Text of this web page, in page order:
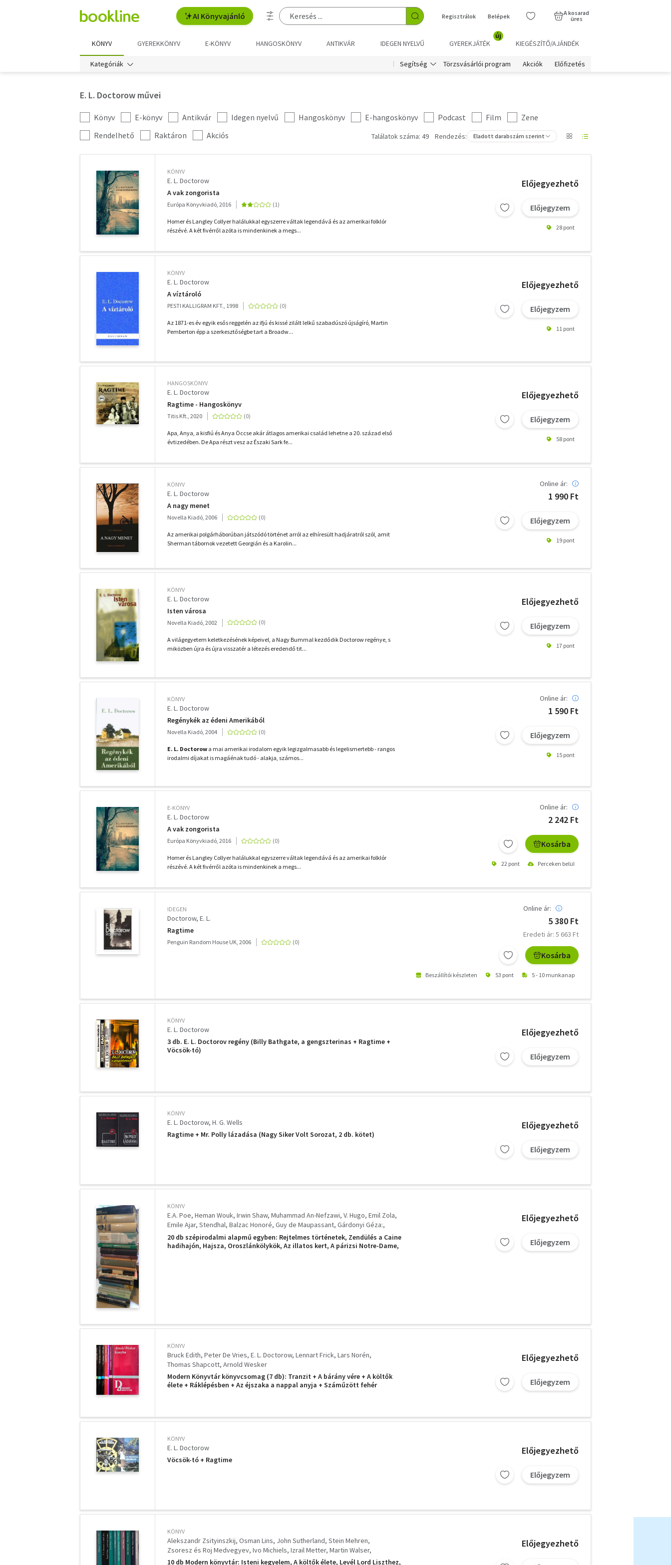
AI Könyvajánló Regisztrálok Belépek
A kosarad
üres
KÖNYV GYEREKKÖNYV E-KÖNYV HANGOSKÖNYV ANTIKVÁR IDEGEN NYELVŰ GYEREKJÁTÉK
új
KIEGÉSZÍTŐ/AJÁNDÉK
Kategóriák Segítség Törzsvásárlói program Akciók Előfizetés
E. L. Doctorow művei
Kategória
szűrés
Könyv E-könyv Antikvár Idegen nyelvű Hangoskönyv E-hangoskönyv Podcast Film
Zene
További
szűrők
Rendelhető Raktáron Akciós Találatok száma: 49 Rendezés: Eladott darabszám szerint
KÖNYV
E. L. Doctorow
A vak zongorista
Európa Könyvkiadó, 2016
Homer és Langley Collyer halálukkal egyszerre váltak legendává és az amerikai folklór
részévé. A két fivérről azóta is mindenkinek a megs...
Előjegyezhető
Előjegyzem
28 pont
KÖNYV
E. L. Doctorow
A víztároló
PESTI KALLIGRAM KFT., 1998
Az 1871-es év egyik esős reggelén az ifjú és kissé zilált lelkű szabadúszó újságíró, Martin
Pemberton épp a szerkesztőségbe tart a Broadw...
Előjegyezhető
Előjegyzem
11 pont
HANGOSKÖNYV
E. L. Doctorow
Ragtime - Hangoskönyv
Titis Kft., 2020
Apa, Anya, a kisfiú és Anya Öccse akár átlagos amerikai család lehetne a 20. század első
évtizedében. De Apa részt vesz az Északi Sark fe...
Előjegyezhető
Előjegyzem
58 pont
KÖNYV
E. L. Doctorow
A nagy menet
Novella Kiadó, 2006
Az amerikai polgárháborúban játszódó történet arról az elhíresült hadjáratról szól, amit
Sherman tábornok vezetett Georgián és a Karolin...
Online ár:
1 990 Ft
Előjegyzem
19 pont
KÖNYV
E. L. Doctorow
Isten városa
Novella Kiadó, 2002
A világegyetem keletkezésének képeivel, a Nagy Bummal kezdődik Doctorow regénye, s
miközben újra és újra visszatér a létezés eredendő tit...
Előjegyezhető
Előjegyzem
17 pont
KÖNYV
E. L. Doctorow
Regénykék az édeni Amerikából
Novella Kiadó, 2004
E. L. Doctorow a mai amerikai irodalom egyik legizgalmasabb és legelismertebb - rangos
irodalmi díjakat is magáénak tudó - alakja, számos...
Online ár:
1 590 Ft
Előjegyzem
15 pont
E-KÖNYV
E. L. Doctorow
A vak zongorista
Európa Könyvkiadó, 2016
Homer és Langley Collyer halálukkal egyszerre váltak legendává és az amerikai folklór
részévé. A két fivérről azóta is mindenkinek a megs...
Online ár:
2 242 Ft
Kosárba
22 pont Perceken belül
IDEGEN
Doctorow, E. L.
Ragtime
Penguin Random House UK, 2006
Online ár:
5 380 Ft
Eredeti ár: 5 663 Ft
Kosárba
Beszállítói készleten 53 pont 5 - 10 munkanap
KÖNYV
E. L. Doctorow
3 db. E. L. Doctorov regény (Billy Bathgate, a gengszterinas + Ragtime +
Vöcsök-tó)
Előjegyezhető
Előjegyzem
KÖNYV
E. L. Doctorow H. G. Wells
Ragtime + Mr. Polly lázadása (Nagy Siker Volt Sorozat, 2 db. kötet)
Előjegyezhető
Előjegyzem
KÖNYV
E.A. Poe Heman Wouk Irwin Shaw Muhammad An-Nefzawi V. Hugo Emil Zola
Emile Ajar Stendhal Balzac Honoré Guy de Maupassant Gárdonyi Géza:
Pu Ji Sienkiewicz Henryk Steinbeck John Gerald Durrell
Alexandr Szolzsenyicin William Golding E. L. Doctorow Huxley Aldous
20 db szépirodalmi alapmű egyben: Rejtelmes történetek, Zendülés a Caine
hadihajón, Hajsza, Oroszlánkölykök, Az illatos kert, A párizsi Notre-Dame,
Előjegyezhető
Előjegyzem
KÖNYV
Bruck Edith Peter De Vries E. L. Doctorow Lennart Frick Lars Norén
Thomas Shapcott Arnold Wesker
Modern Könyvtár könyvcsomag (7 db): Tranzit + A bárány vére + A költők
élete + Ráklépésben + Az éjszaka a nappal anyja + Száműzött fehér
Előjegyezhető
Előjegyzem
KÖNYV
E. L. Doctorow
Vöcsök-tó + Ragtime
Előjegyezhető
Előjegyzem
KÖNYV
Alekszandr Zsityinszkij Osman Lins John Sutherland Stein Mehren
Zsoresz és Roj Medvegyev Ivo Michiels Izrail Metter Martin Walser
E. L. Doctorow Malamud Bernard
10 db Modern könyvtár: Isteni kegyelem, A költők élete, Levél Lord Liszthez,
Előjegyezhető